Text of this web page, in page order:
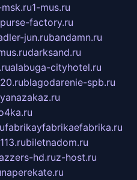
1-mus.ru
purse-factory.ru
jun.rubandamn.ru
darksand.ru
alabuga-cityhotel.ru
blagodarenie-spb.ru
fabrikayfabrikaefabrika.ru
biletnadom.ru
hd.ruz-host.ru
naperekate.ru